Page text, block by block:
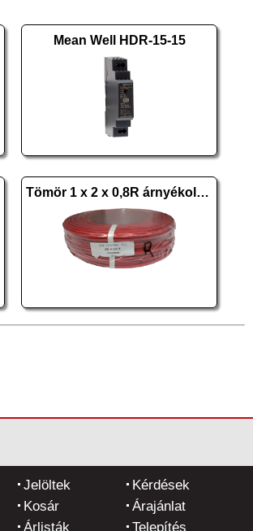
Mean Well HDR-15-15
Tömör 1 x 2 x 0,8R árnyékolt réz
Jelöltek
Kosár
Árlisták
Kérdések
Árajánlat
Telepítés